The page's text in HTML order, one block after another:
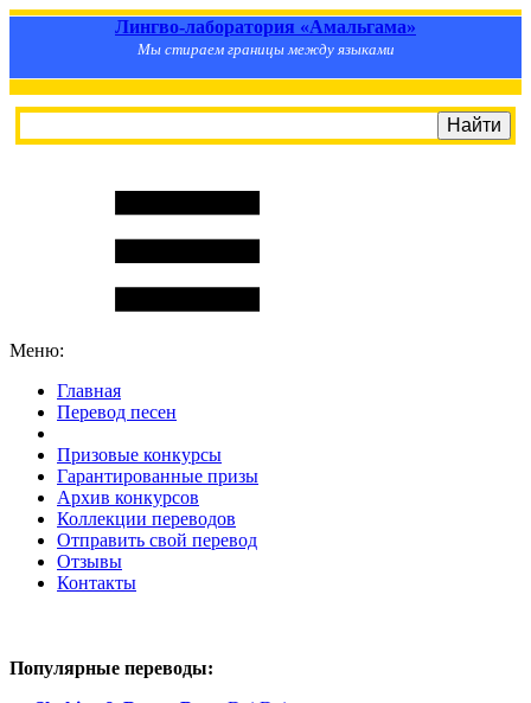
Лингво-лаборатория «Амальгама»
Мы стираем границы между языками
Меню:
Главная
Перевод песен
Призовые конкурсы
Гарантированные призы
Архив конкурсов
Коллекции переводов
Отправить свой перевод
Отзывы
Контакты
Популярные переводы: